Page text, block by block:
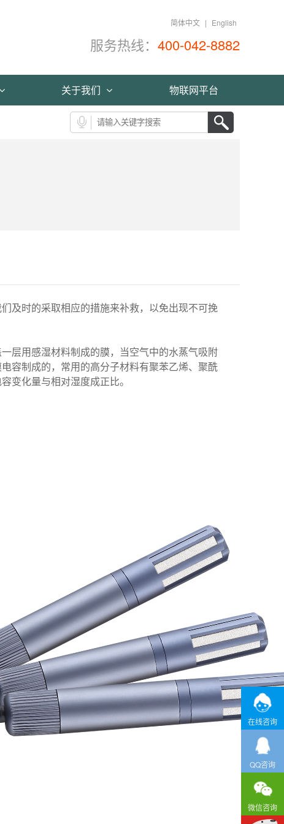
简体中文 | English
服务热线： 400-042-8882
关于我们 物联网平台
及时的采取相应的措施来补救，以免出现不可挽
层用感湿材料制成的膜，当空气中的水蒸气吸附
容制成的，常用的高分子材料有聚苯乙烯、聚酰
变化量与相对湿度成正比。
在线咨询
QQ咨询
微信咨询